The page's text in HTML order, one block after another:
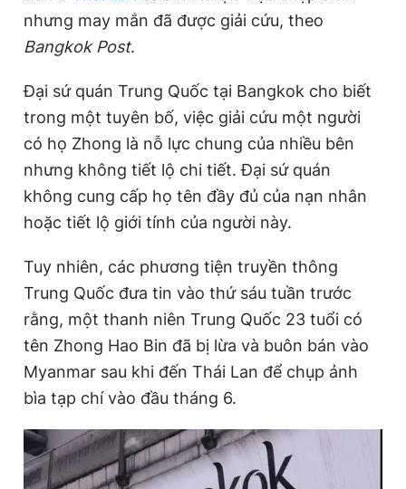
Sản phẩm khác
Tiện ích
Thông tin tòa soạn Liên hệ quảng cáo
Theo dõi báo trên
Hotline
0906 645 777
Liên hệ quảng cáo
0908 780 404
Đặt báo Quảng cáo RSS Tòa soạn
nhưng may mắn đã được giải cứu, theo
Bangkok Post.
Đại sứ quán Trung Quốc tại Bangkok cho biết
trong một tuyên bố, việc giải cứu một người
có họ Zhong là nỗ lực chung của nhiều bên
nhưng không tiết lộ chi tiết. Đại sứ quán
không cung cấp họ tên đầy đủ của nạn nhân
hoặc tiết lộ giới tính của người này.
Tuy nhiên, các phương tiện truyền thông
Trung Quốc đưa tin vào thứ sáu tuần trước
rằng, một thanh niên Trung Quốc 23 tuổi có
tên Zhong Hao Bin đã bị lừa và buôn bán vào
Myanmar sau khi đến Thái Lan để chụp ảnh
bìa tạp chí vào đầu tháng 6.